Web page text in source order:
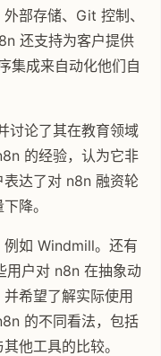
部存储、Git 控制、
还支持为客户提供
集成来自动化他们自
讨论了其在教育领域
的经验，认为它非
表达了对 n8n 融资轮
降。
例如 Windmill。还有
用户对 n8n 在抽象动
希望了解实际使用
的不同看法，包括
他工具的比较。